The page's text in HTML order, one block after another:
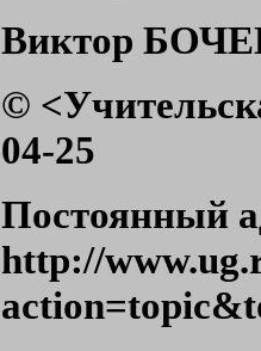
Виктор
©
04-25
Постоянный
http://